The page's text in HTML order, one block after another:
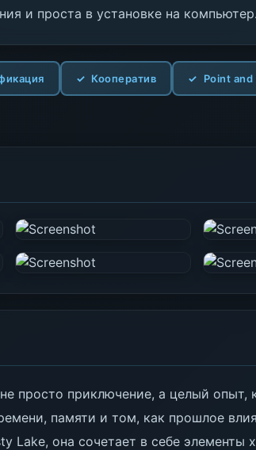
и проста в установке на компьютер.
Кооператив Point
просто приключение, а целый опыт,
памяти и том, как прошлое
Lake, она сочетает в себе элементы